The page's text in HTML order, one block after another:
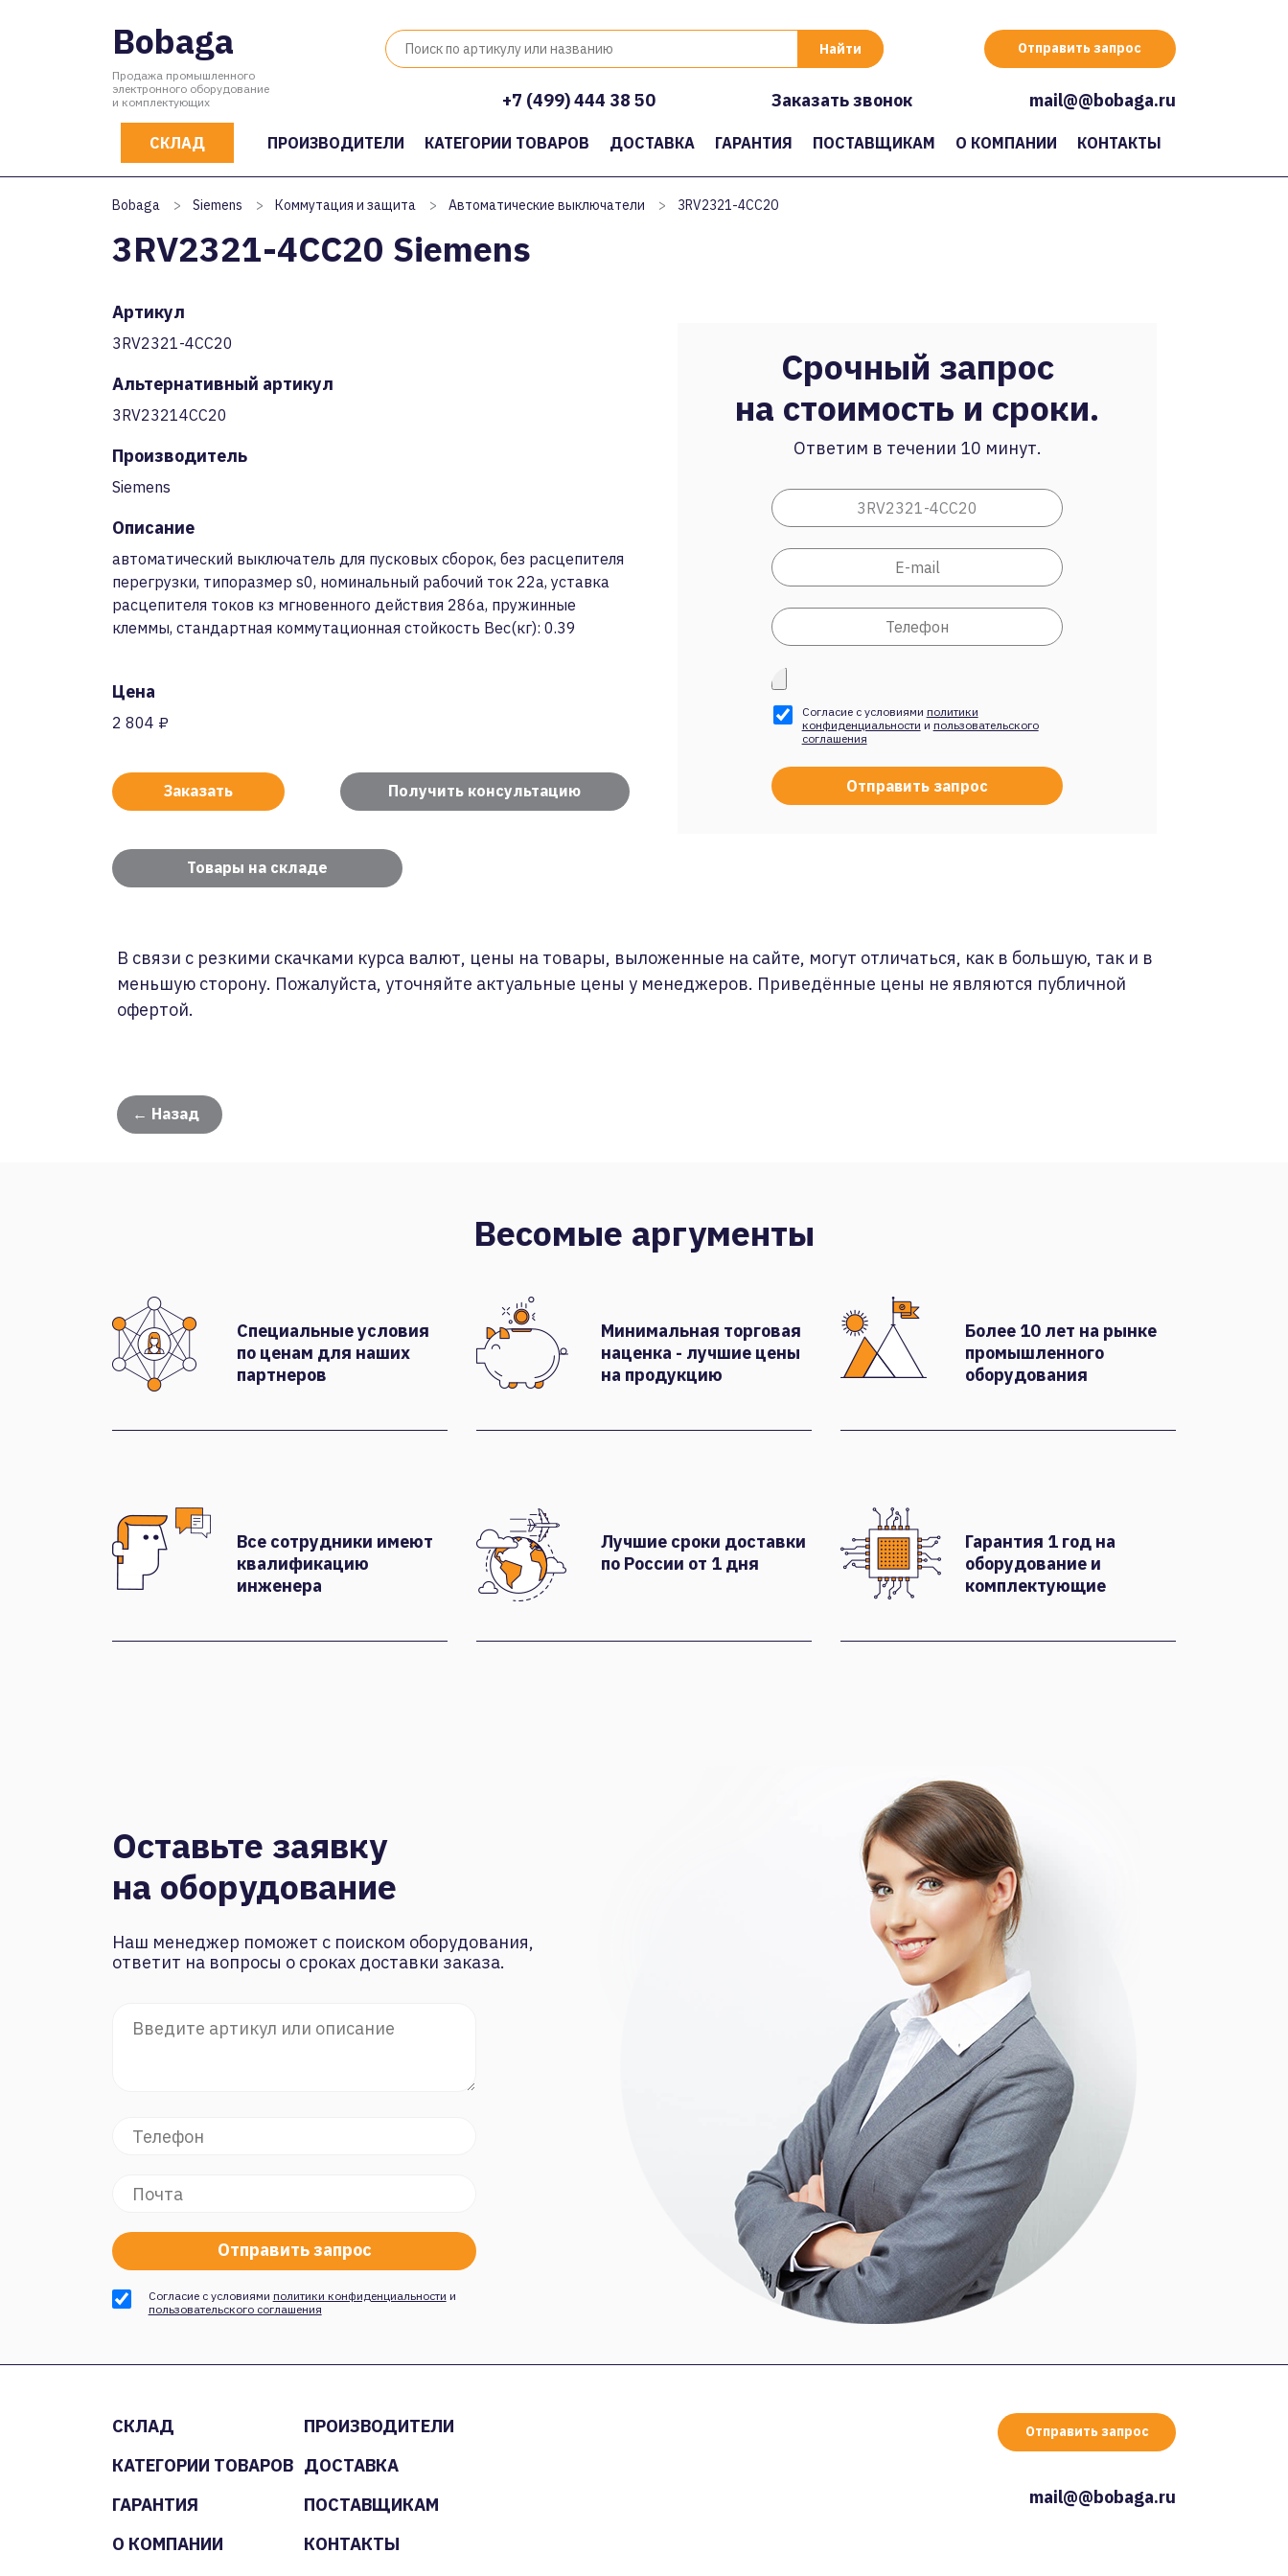
Bobaga
Продажа промышленного
электронного оборудование
и комплектующих
Отправить запрос
+7 (499) 444 38 50 Заказать звонок mail@@bobaga.ru
СКЛАД ПРОИЗВОДИТЕЛИ КАТЕГОРИИ ТОВАРОВ ДОСТАВКА ГАРАНТИЯ ПОСТАВЩИКАМ О КОМПАНИИ КОНТАКТЫ
Bobaga > Siemens > Коммутация и защита > Автоматические выключатели > 3RV2321-4CC20
3RV2321-4CC20 Siemens
Артикул
3RV2321-4CC20
Альтернативный артикул
3RV23214CC20
Производитель
Siemens
Описание
автоматический выключатель для пусковых сборок, без расцепителя
перегрузки, типоразмер s0, номинальный рабочий ток 22a, уставка
расцепителя токов кз мгновенного действия 286a, пружинные
клеммы, стандартная коммутационная стойкость Вес(кг): 0.39
Цена
2 804 ₽
Заказать Получить консультацию
Товары на складе
Срочный запрос
на стоимость и сроки.
Ответим в течении 10 минут.
Согласие с условиями политики
конфиденциальности и пользовательского
соглашения
В связи с резкими скачками курса валют, цены на товары, выложенные на сайте, могут отличаться, как в большую, так и в
меньшую сторону. Пожалуйста, уточняйте актуальные цены у менеджеров. Приведённые цены не являются публичной
офертой.
← Назад
Весомые аргументы
Специальные условия
по ценам для наших
партнеров
Минимальная торговая
наценка - лучшие цены
на продукцию
Более 10 лет на рынке
промышленного
оборудования
Все сотрудники имеют
квалификацию
инженера
Лучшие сроки доставки
по России от 1 дня
Гарантия 1 год на
оборудование и
комплектующие
Оставьте заявку
на оборудование
Наш менеджер поможет с поиском оборудования,
ответит на вопросы о сроках доставки заказа.
Согласие с условиями политики конфиденциальности и
пользовательского соглашения
СКЛАД
ПРОИЗВОДИТЕЛИ
КАТЕГОРИИ ТОВАРОВ ДОСТАВКА
ГАРАНТИЯ
ПОСТАВЩИКАМ
О КОМПАНИИ
КОНТАКТЫ
Отправить запрос
mail@@bobaga.ru